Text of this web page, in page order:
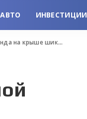
АВТО ИНВЕСТИЦИИ
особняка для семейной жизни